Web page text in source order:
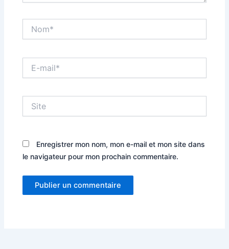
mail*
Enregistrer mon nom, mon e-mail et mon site dans
le navigateur pour mon prochain commentaire.